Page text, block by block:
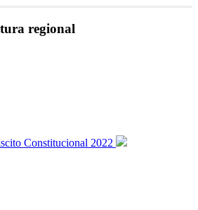
regional
Constitucional 2022